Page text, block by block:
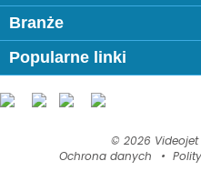
Branże
Popularne linki
© 2026 Videojet
Ochrona danych